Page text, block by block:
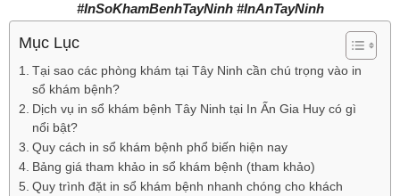
#InSoKhamBenhTayNinh #InAnTayNinh
Mục Lục
Tại sao các phòng khám tại Tây Ninh cần chú trọng vào in
sổ khám bệnh?
Dịch vụ in sổ khám bệnh Tây Ninh tại In Ấn Gia Huy có gì
nổi bật?
Quy cách in sổ khám bệnh phổ biến hiện nay
Bảng giá tham khảo in sổ khám bệnh (tham khảo)
Quy trình đặt in sổ khám bệnh nhanh chóng cho khách